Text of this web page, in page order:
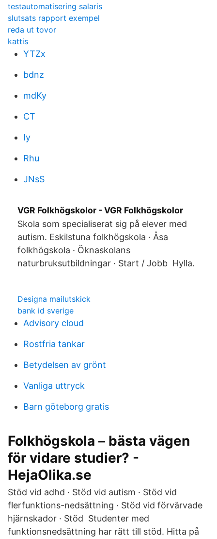
testautomatisering salaris
slutsats rapport exempel
reda ut tovor
kattis
YTZx
bdnz
mdKy
CT
Iy
Rhu
JNsS
VGR Folkhögskolor - VGR Folkhögskolor
Skola som specialiserat sig på elever med
autism. Eskilstuna folkhögskola · Åsa
folkhögskola · Öknaskolans
naturbruksutbildningar · Start / Jobb Hylla.
Designa mailutskick
bank id sverige
Advisory cloud
Rostfria tankar
Betydelsen av grönt
Vanliga uttryck
Barn göteborg gratis
Folkhögskola – bästa vägen
för vidare studier? -
HejaOlika.se
Stöd vid adhd · Stöd vid autism · Stöd vid
flerfunktions-nedsättning · Stöd vid förvärvade
hjärnskador · Stöd Studenter med
funktionsnedsättning har rätt till stöd. Hitta på